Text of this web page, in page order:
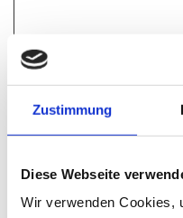
Zustimmung
Diese Webseite
Wir verwenden Cookies,